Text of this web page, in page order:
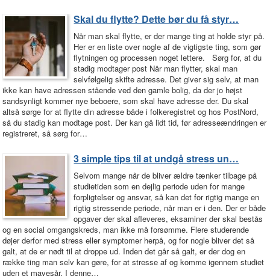
Skal du flytte? Dette bør du få styr…
Når man skal flytte, er der mange ting at holde styr på.
Her er en liste over nogle af de vigtigste ting, som gør
flytningen og processen noget lettere. Sørg for, at du
stadig modtager post Når man flytter, skal man
selvfølgelig skifte adresse. Det giver sig selv, at man
ikke kan have adressen stående ved den gamle bolig, da der jo højst
sandsynligt kommer nye beboere, som skal have adresse der. Du skal
altså sørge for at flytte din adresse både i folkeregistret og hos PostNord,
så du stadig kan modtage post. Der kan gå lidt tid, før adresseændringen er
registreret, så sørg for…
3 simple tips til at undgå stress un…
Selvom mange når de bliver ældre tænker tilbage på
studietiden som en dejlig periode uden for mange
forpligtelser og ansvar, så kan det for rigtig mange en
rigtig stressende periode, når man er i den. Der er både
opgaver der skal afleveres, eksaminer der skal bestås
og en social omgangskreds, man ikke må forsømme. Flere studerende
døjer derfor med stress eller symptomer herpå, og for nogle bliver det så
galt, at de er nødt til at droppe ud. Inden det går så galt, er der dog en
række ting man selv kan gøre, for at stresse af og komme igennem studiet
uden et mavesår. I denne…